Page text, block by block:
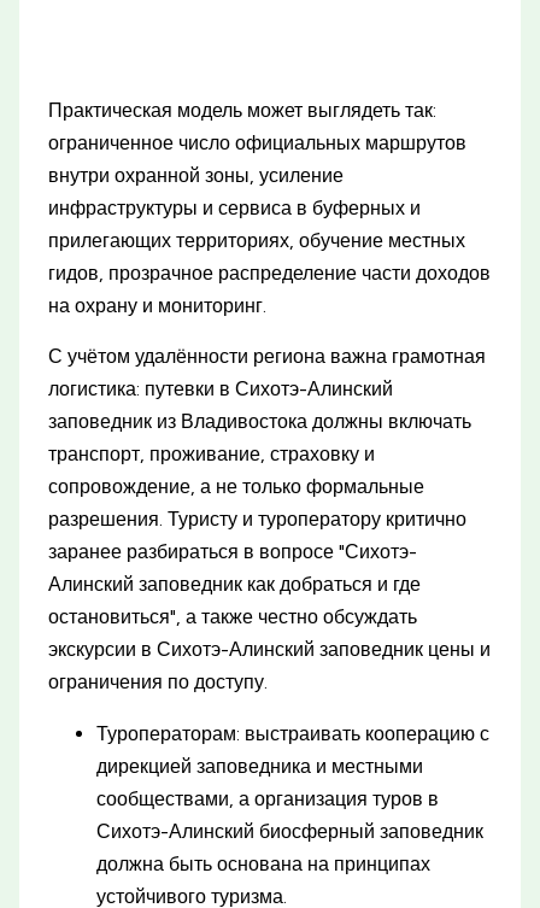
Практическая модель может выглядеть так:
ограниченное число официальных маршрутов
внутри охранной зоны, усиление
инфраструктуры и сервиса в буферных и
прилегающих территориях, обучение местных
гидов, прозрачное распределение части доходов
на охрану и мониторинг.
С учётом удалённости региона важна грамотная
логистика: путевки в Сихотэ-Алинский
заповедник из Владивостока должны включать
транспорт, проживание, страховку и
сопровождение, а не только формальные
разрешения. Туристу и туроператору критично
заранее разбираться в вопросе "Сихотэ-
Алинский заповедник как добраться и где
остановиться", а также честно обсуждать
экскурсии в Сихотэ-Алинский заповедник цены и
ограничения по доступу.
Туроператорам: выстраивать кооперацию с
дирекцией заповедника и местными
сообществами, а организация туров в
Сихотэ-Алинский биосферный заповедник
должна быть основана на принципах
устойчивого туризма.